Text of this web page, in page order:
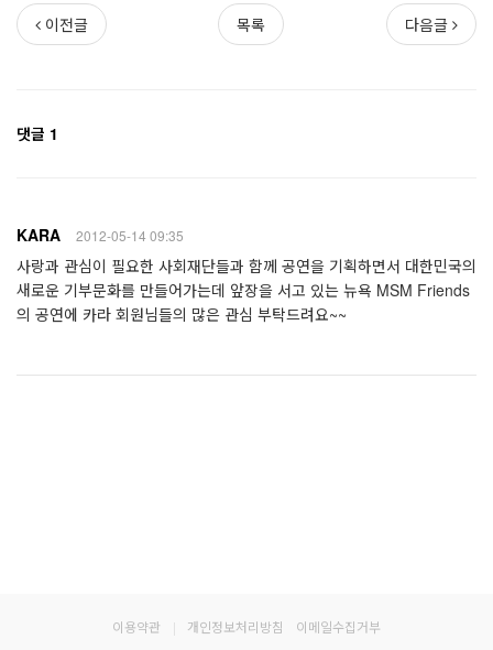
이전글 목록 다음글
댓글 1
KARA 2012-05-14 09:35
사랑과 관심이 필요한 사회재단들과 함께 공연을 기획하면서 대한민국의
새로운 기부문화를 만들어가는데 앞장을 서고 있는 뉴욕 MSM Friends
의 공연에 카라 회원님들의 많은 관심 부탁드려요~~
이용약관 개인정보처리방침 이메일수집거부